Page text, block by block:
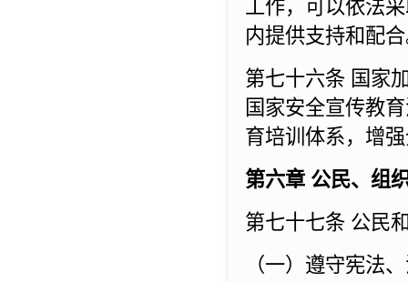
工作，可以依法
内提供支持和配
第七十六条 国家
国家安全宣传教
育培训体系，增
第六章 公民、组
第七十七条 公民
（一）遵守宪法